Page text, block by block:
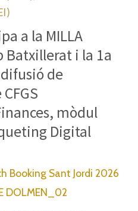
a la MILLA
Batxillerat i la 1a
de
mòdul
Digital